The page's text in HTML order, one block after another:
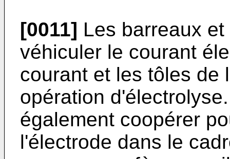
[0011] Les barreaux
véhiculer le courant
courant et les tôles de
opération
également coopérer
l'électrode dans le